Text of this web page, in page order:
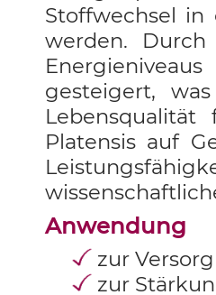
Stoffwechsel in
werden.
gesteigert,
Platensis auf
Anwendung
zur
zur